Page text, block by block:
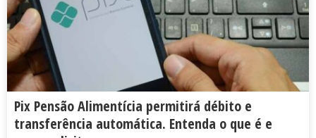
Pix Pensão Alimentícia permitirá débito e
transferência automática. Entenda o que é e